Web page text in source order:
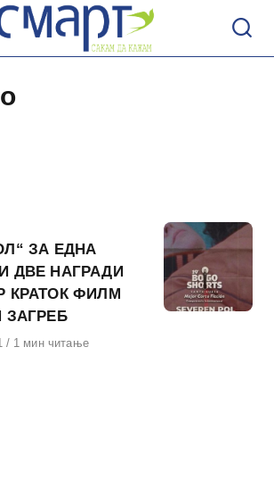
ЗА ЕДНА
ДВЕ НАГРАДИ
КРАТОК ФИЛМ
ЗАГРЕБ
1 мин читање